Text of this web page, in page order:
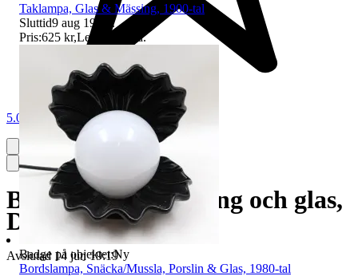
5.0
Bordslampa, Mässing och glas,
Dansk design
Avslutad 14 jun 19:19
Taklampa, Glas & Mässing, 1900-tal
Sluttid9 aug 19:29
.
Pris:625 kr,Ledande bud.
Badge på objektet:Ny
Bordslampa, Snäcka/Mussla, Porslin & Glas, 1980-tal